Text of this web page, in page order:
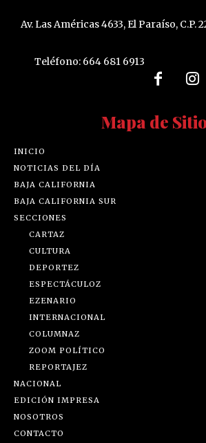
Av. Las Américas 4633, El Paraíso, C.P.
Teléfono: 664 681 6913
Mapa de
INICIO
NOTICIAS DEL DÍA
BAJA CALIFORNIA
BAJA CALIFORNIA SUR
SECCIONES
CARTAZ
CULTURA
DEPORTEZ
ESPECTÁCULOZ
EZENARIO
INTERNACIONAL
COLUMNAZ
ZOOM POLÍTICO
REPORTAJEZ
NACIONAL
EDICIÓN IMPRESA
NOSOTROS
CONTACTO